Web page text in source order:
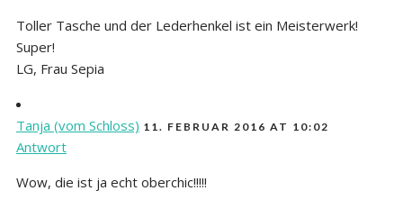
Toller Tasche und der Lederhenkel ist ein Meisterwerk!
Super!
LG, Frau Sepia
Tanja (vom Schloss) 11. FEBRUAR 2016 AT 10:02
Antwort
Wow, die ist ja echt oberchic!!!!!